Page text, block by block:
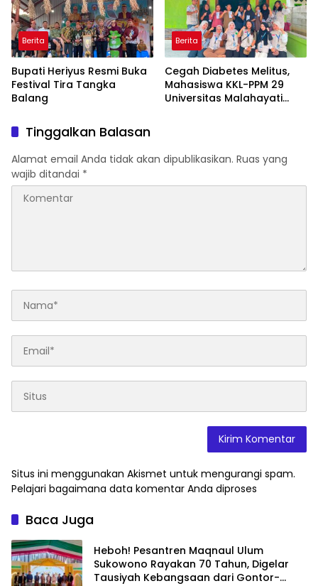
Berita
Bupati Heriyus Resmi Buka
Festival Tira Tangka
Balang
Berita
Cegah Diabetes Melitus,
Mahasiswa KKL-PPM 29
Universitas Malahayati
Kelurahan Banjarsari
Tinggalkan Balasan
Alamat email Anda tidak akan dipublikasikan. Ruas yang
wajib ditandai *
Situs ini menggunakan Akismet untuk mengurangi spam.
Pelajari bagaimana data komentar Anda diproses
Baca Juga
Heboh! Pesantren Maqnaul Ulum
Sukowono Rayakan 70 Tahun, Digelar
Tausiyah Kebangsaan dari Gontor-